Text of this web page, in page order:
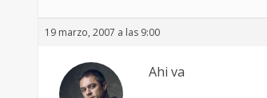
19 marzo, 2007 a las 9:00
Ahi va